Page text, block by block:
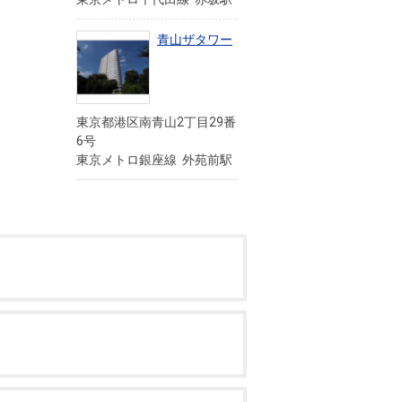
青山ザタワー
東京都港区南青山2丁目29番
6号
東京メトロ銀座線 外苑前駅